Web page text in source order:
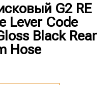
G2 RE
Lever Code
Black Rear
Hose